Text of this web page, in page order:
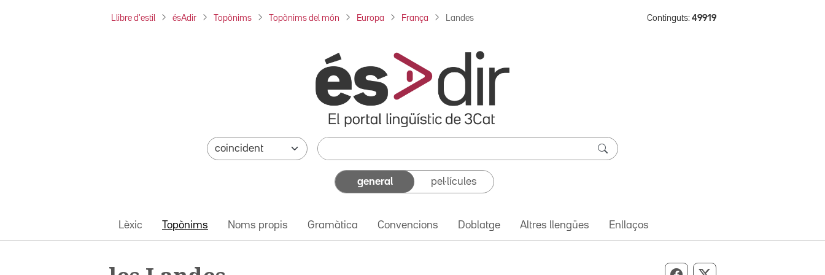
Llibre d'estil ésAdir Topònims Topònims del món Europa França Landes Continguts: 49919
general pel·lícules
Lèxic Topònims Noms propis Gramàtica Convencions Doblatge Altres llengües Enllaços